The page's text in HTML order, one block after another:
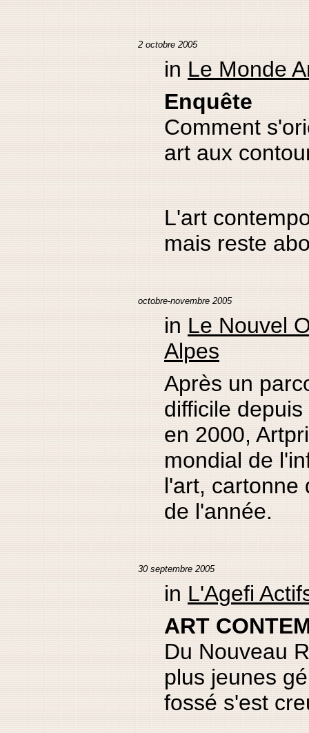
2 octobre 2005
in Le Monde
Enquête
Comment
art aux
L'art
mais reste
octobre-novembre 2005
in Le Nouvel
Alpes
Après un
difficile
en 2000,
mondial de
l'art, cartonne
de l'année.
30 septembre 2005
in L'Agefi
ART
Du Nouveau
plus jeunes
fossé s'est